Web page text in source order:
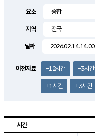
3.4m/s
요소
지역
날짜
이전자료 -12시간 -3시간
+1시간 +3시간
시간